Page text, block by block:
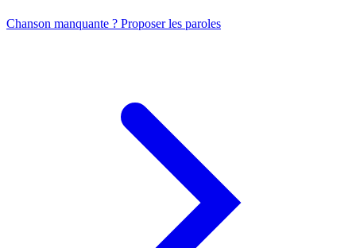
Chanson manquante ? Proposer les paroles